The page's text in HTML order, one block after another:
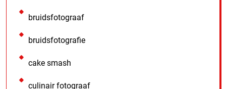
bruidsfotograaf
bruidsfotografie
cake smash
culinair fotograaf